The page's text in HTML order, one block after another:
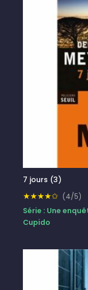
7 jours (3)
★★★★✩ (4/5)
Série : Une
Cupido